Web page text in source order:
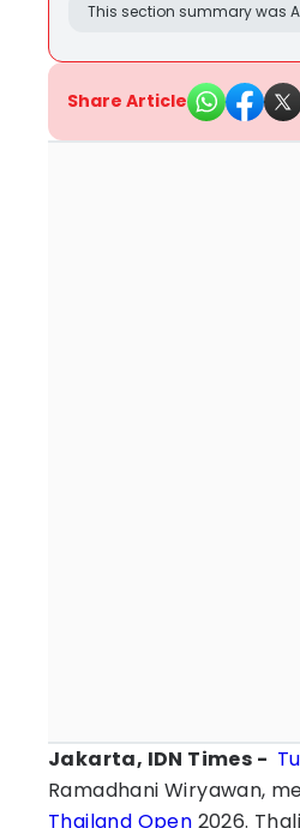
This section summary was
Share Article
Jakarta, IDN Times -
Ramadhani Wiryawan,
Thailand Open 2026.